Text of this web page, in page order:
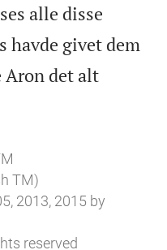
alle disse
havde givet dem
det alt
TM)
2013, 2015 by
reserved